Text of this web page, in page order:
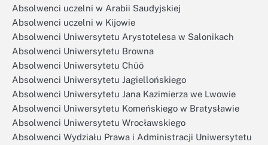
Absolwenci uczelni w Arabii Saudyjskiej
Absolwenci uczelni w Kijowie
Absolwenci Uniwersytetu Arystotelesa w Salonikach
Absolwenci Uniwersytetu Browna
Absolwenci Uniwersytetu Chūō
Absolwenci Uniwersytetu Jagiellońskiego
Absolwenci Uniwersytetu Jana Kazimierza we Lwowie
Absolwenci Uniwersytetu Komeńskiego w Bratysławie
Absolwenci Uniwersytetu Wrocławskiego
Absolwenci Wydziału Prawa i Administracji Uniwersytetu